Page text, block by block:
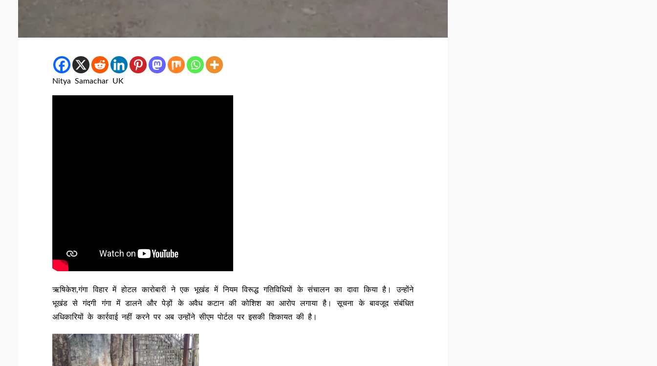
Nitya Samachar UK
ऋषिकेश,गंगा विहार में होटल कारोबारी ने एक भूखंड में नियम विरूद्ध गतिविधियों के संचालन का दावा किया है। उन्होंने
भूखंड से गंदगी गंगा में डालने और पेड़ों के अवैध कटान की कोशिश का आरोप लगाया है। सूचना के बावजूद संबंधित
अधिकारियों के कार्रवाई नहीं करने पर अब उन्होंने सीएम पोर्टल पर इसकी शिकायत की है।